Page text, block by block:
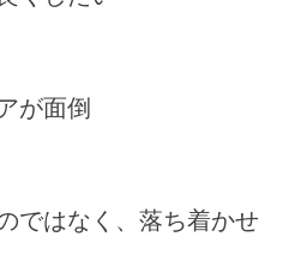
が面倒
ではなく、落ち着かせ